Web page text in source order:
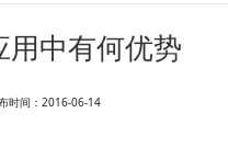
中有何优势
时间：2016-06-14